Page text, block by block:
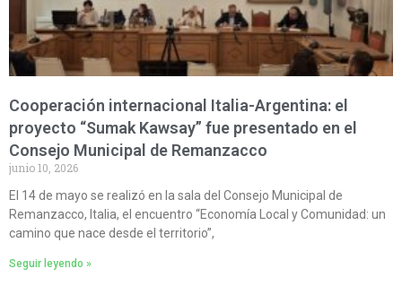
Cooperación internacional Italia-Argentina: el
proyecto “Sumak Kawsay” fue presentado en el
Consejo Municipal de Remanzacco
junio 10, 2026
El 14 de mayo se realizó en la sala del Consejo Municipal de
Remanzacco, Italia, el encuentro “Economía Local y Comunidad: un
camino que nace desde el territorio”,
Seguir leyendo »